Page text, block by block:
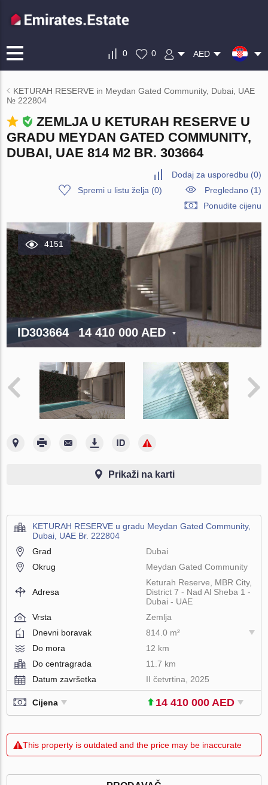
0 0 AED
KETURAH RESERVE in Meydan Gated Community, Dubai, UAE
№ 222804
ZEMLJA U KETURAH RESERVE U
GRADU MEYDAN GATED COMMUNITY,
DUBAI, UAE 814 M2 BR. 303664
Dodaj za usporedbu (0)
Spremi u listu želja (0)
Pregledano (1)
Ponudite cijenu
4151
ID303664 14 410 000 AED
Prikaži na karti
KETURAH RESERVE u gradu Meydan Gated Community,
Dubai, UAE Br. 222804
Grad
Dubai
Okrug
Meydan Gated Community
Adresa
Keturah Reserve, MBR City,
District 7 - Nad Al Sheba 1 -
Dubai - UAE
Vrsta
Zemlja
Dnevni boravak
814.0 m²
Do mora
12 km
Do centragrada
11.7 km
Datum završetka
II četvrtina, 2025
Cijena 14 410 000 AED
This property is outdated and the price may be inaccurate